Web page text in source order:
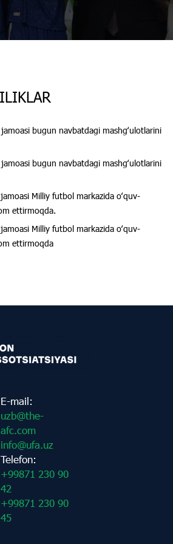
bugun navbatdagi mashgʻulotlarini
bugun navbatdagi mashgʻulotlarini
Milliy futbol markazida oʻquv-
ettirmoqda.
Milliy futbol markazida oʻquv-
ettirmoqda
E-mail:
uzb@the-
afc.com
info@ufa.uz
Telefon:
+99871 230 90
42
+99871 230 90
45